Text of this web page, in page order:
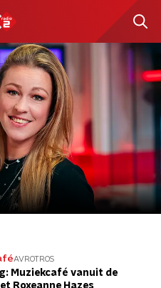
AVROTROS
Muziekcafé vanuit de
Roxeanne Hazes